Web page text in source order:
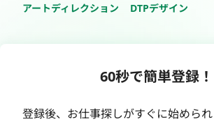
アートディレクション
DTPデザイン
60秒で簡単登録！
登録後、お仕事探しがすぐに始められ